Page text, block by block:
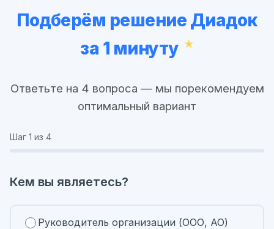
Подберём решение Диадок
за 1 минуту
Ответьте на 4 вопроса — мы порекомендуем
оптимальный вариант
Шаг 1 из 4
Кем вы являетесь?
Руководитель организации (ООО, АО)